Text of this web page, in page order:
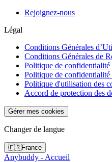
Rejoignez-nous
Légal
Conditions Générales
Conditions Générales de
Politique de confidentialité
Politique de
Politique d'utilisation des
Accord de protection des
Gérer mes cookies
Changer de langue
🇫🇷France
Anybuddy - Accueil